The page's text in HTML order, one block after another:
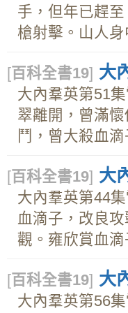
手，但年已趕
槍射擊。山人
[百科全書19] 大
大內羣英第51
翠離開，曾滿
鬥，曾大殺血
[百科全書19] 大
大內羣英第44
血滴子，改良
觀。雍欣賞血
[百科全書19] 大
大內羣英第56